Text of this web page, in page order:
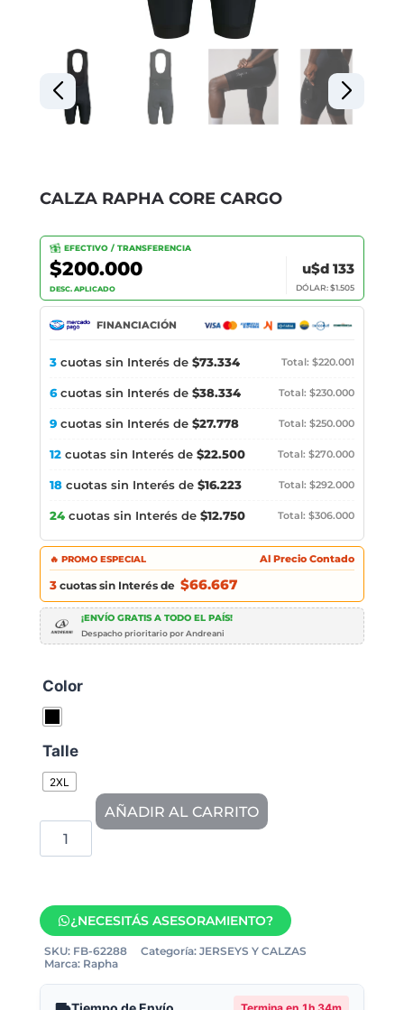
CALZA RAPHA CORE CARGO
EFECTIVO / TRANSFERENCIA
$200.000
DESC. APLICADO
u$d 133
DÓLAR: $1.505
FINANCIACIÓN
3 cuotas sin Interés de $73.334 Total: $220.001
6cuotas sin Interés de $38.334 Total: $230.000
9 cuotas sin Interés de $27.778 Total: $250.000
12 cuotas sin Interés de $22.500 Total: $270.000
18 cuotas sin Interés de $16.223 Total: $292.000
24 cuotas sin Interés de $12.750 Total: $306.000
🔥 PROMO ESPECIAL Al Precio Contado
3 cuotas sin Interés de $66.667
¡ENVÍO GRATIS A TODO EL PAÍS!
Despacho prioritario por Andreani
Color
Talle
2XL
AÑADIR AL CARRITO
¿NECESITÁS ASESORAMIENTO?
SKU: FB-62288 Categoría: JERSEYS Y CALZAS
Marca: Rapha